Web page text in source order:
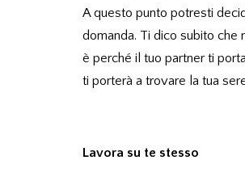
A questo punto potresti
domanda. Ti dico subito
è perché il tuo partner ti
ti porterà a trovare la tua
Lavora su te stesso